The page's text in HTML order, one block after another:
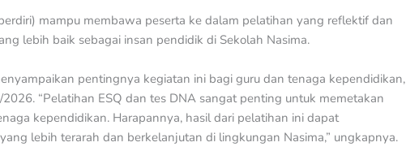
mampu membawa peserta ke dalam pelatihan yang reflektif dan
lebih baik sebagai insan pendidik di Sekolah Nasima.
pentingnya kegiatan ini bagi guru dan tenaga kependidikan,
“Pelatihan ESQ dan tes DNA sangat penting untuk memetakan
kependidikan. Harapannya, hasil dari pelatihan ini dapat
lebih terarah dan berkelanjutan di lingkungan Nasima,” ungkapnya.